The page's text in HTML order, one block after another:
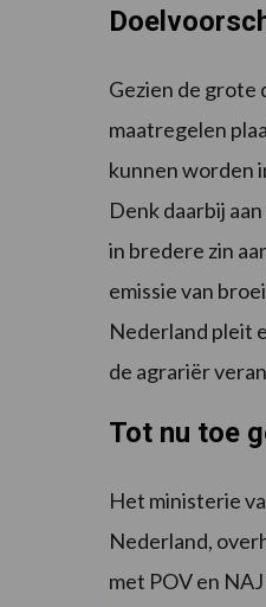
Gezien de grote
maatregelen
kunnen worden
Denk daarbij
in bredere zin
emissie van
Nederland pleit
de agrariër
Tot nu toe
Het ministerie
Nederland,
met POV en